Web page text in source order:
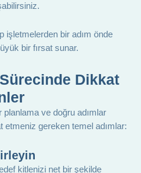
işletmelerden bir adım önde
bir fırsat sunar.
Dikkat
ve doğru adımlar
gereken temel adımlar:
kitlenizi net bir şekilde